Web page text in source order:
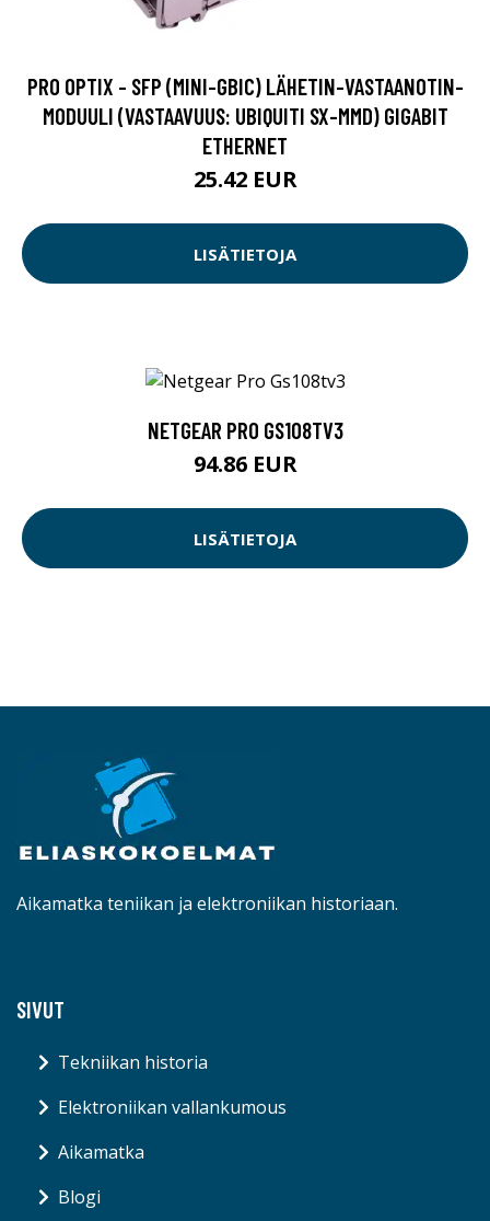
PRO OPTIX - SFP (MINI-GBIC) LÄHETIN-VASTAANOTIN-
MODUULI (VASTAAVUUS: UBIQUITI SX-MMD) GIGABIT
ETHERNET
25.42 EUR
LISÄTIETOJA
NETGEAR PRO GS108TV3
94.86 EUR
LISÄTIETOJA
Aikamatka teniikan ja elektroniikan historiaan.
SIVUT
Tekniikan historia
Elektroniikan vallankumous
Aikamatka
Blogi